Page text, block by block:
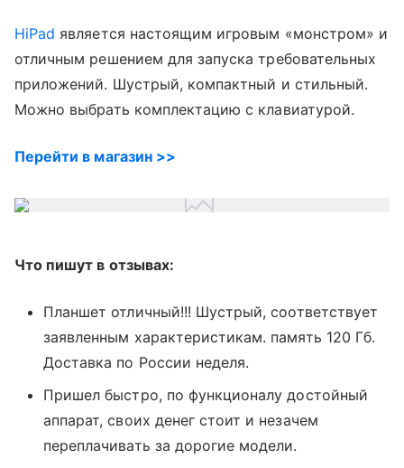
HiPad является настоящим игровым «монстром» и
отличным решением для запуска требовательных
приложений. Шустрый, компактный и стильный.
Можно выбрать комплектацию с клавиатурой.
Перейти в магазин >>
Что пишут в отзывах:
Планшет отличный!!! Шустрый, соответствует
заявленным характеристикам. память 120 Гб.
Доставка по России неделя.
Пришел быстро, по функционалу достойный
аппарат, своих денег стоит и незачем
переплачивать за дорогие модели.